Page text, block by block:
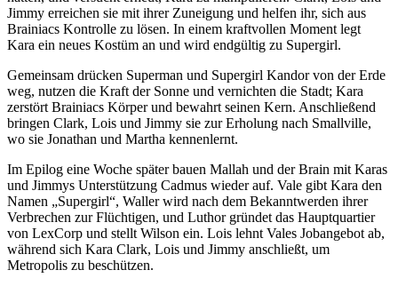
Jimmy erreichen sie mit ihrer Zuneigung und helfen ihr, sich aus
Brainiacs Kontrolle zu lösen. In einem kraftvollen Moment legt
Kara ein neues Kostüm an und wird endgültig zu Supergirl.
Gemeinsam drücken Superman und Supergirl Kandor von der Erde
weg, nutzen die Kraft der Sonne und vernichten die Stadt; Kara
zerstört Brainiacs Körper und bewahrt seinen Kern. Anschließend
bringen Clark, Lois und Jimmy sie zur Erholung nach Smallville,
wo sie Jonathan und Martha kennenlernt.
Im Epilog eine Woche später bauen Mallah und der Brain mit Karas
und Jimmys Unterstützung Cadmus wieder auf. Vale gibt Kara den
Namen „Supergirl“, Waller wird nach dem Bekanntwerden ihrer
Verbrechen zur Flüchtigen, und Luthor gründet das Hauptquartier
von LexCorp und stellt Wilson ein. Lois lehnt Vales Jobangebot ab,
während sich Kara Clark, Lois und Jimmy anschließt, um
Metropolis zu beschützen.